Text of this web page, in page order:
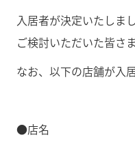
入居者が決定いたしまし
ご検討いただいた皆さ
なお、以下の店舗が入
●店名